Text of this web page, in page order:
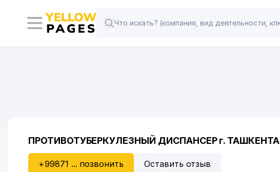
ПРОТИВОТУБЕРКУЛЕЗНЫЙ ДИСПАНСЕР г. ТАШКЕНТА
+99871 ... позвонить Оставить отзыв